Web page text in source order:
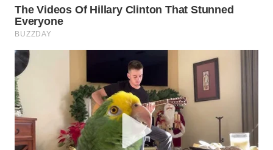
WN
BINTAN
LIKUPANG